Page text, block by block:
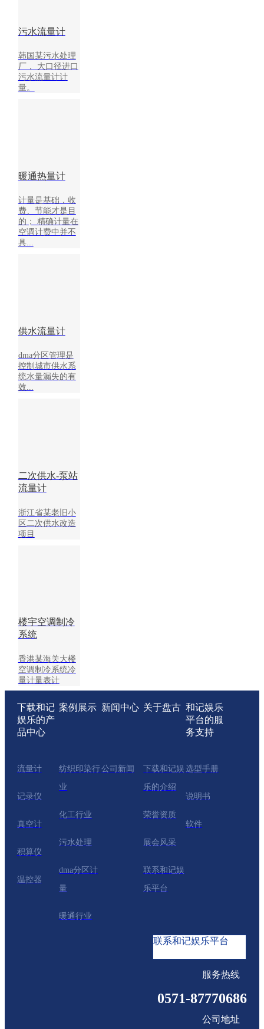
污水流量计
韩国某污水处理
厂， 大口径进口
污水流量计计
量。
暖通热量计
计量是基础，收
费、节能才是目
的； 精确计量在
空调计费中并不
具...
供水流量计
dma分区管理是
控制城市供水系
统水量漏失的有
效...
二次供水-泵站
流量计
浙江省某老旧小
区二次供水改造
项目
楼宇空调制冷
系统
香港某海关大楼
空调制冷系统冷
量计量表计
下载和记
娱乐的产
品中心
案例展示 新闻中心 关于盘古 和记娱乐
平台的服
务支持
流量计
记录仪
真空计
积算仪
温控器
纺织印染行
业
化工行业
污水处理
dma分区计
量
暖通行业
公司新闻 下载和记娱
乐的介绍
荣誉资质
展会风采
联系和记娱
乐平台
选型手册
说明书
软件
联系和记娱乐平台
服务热线
0571-87770686
公司地址